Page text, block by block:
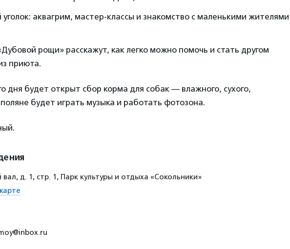
уголок: аквагрим, мастер-классы и знакомство с маленькими жителями
рощи» расскажут, как легко можно помочь и стать другом
приюта.
дня будет открыт сбор корма для собак — влажного, сухого,
будет играть музыка и работать фотозона.
вал, д. 1, стр. 1, Парк культуры и отдыха «Сокольники»